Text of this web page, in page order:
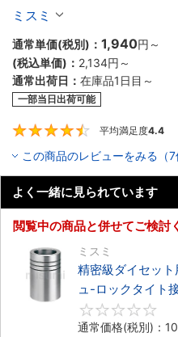
ミスミ
通常単価(税別)： 1,940円 ～
(税込単価)： 2,134円 ～
通常出荷日： 在庫品1日目～
一部当日出荷可能
平均満足度4.4
この商品のレビューをみる（7
よく一緒に見られています
閲覧中の商品と併せてご検討
ミスミ
精密級ダイセッ
ュ-ロックタイト
通常価格(税別)：